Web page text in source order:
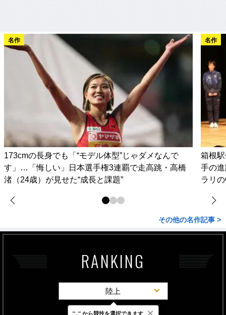
名作
173cmの長身でも「“モデル体型”じゃダメなんで
す」…「悔しい」日本選手権3連覇で走高跳・高橋
渚（24歳）が見せた“成長と課題”
名作
箱根
手の
ラリ
その他の名作記事 >
RANKING
陸上
ここから競技を選択できます